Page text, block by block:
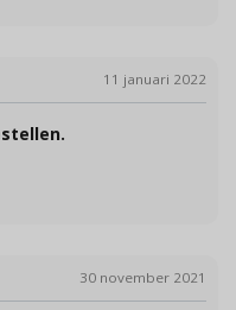
11 januari 2022
30 november 2021